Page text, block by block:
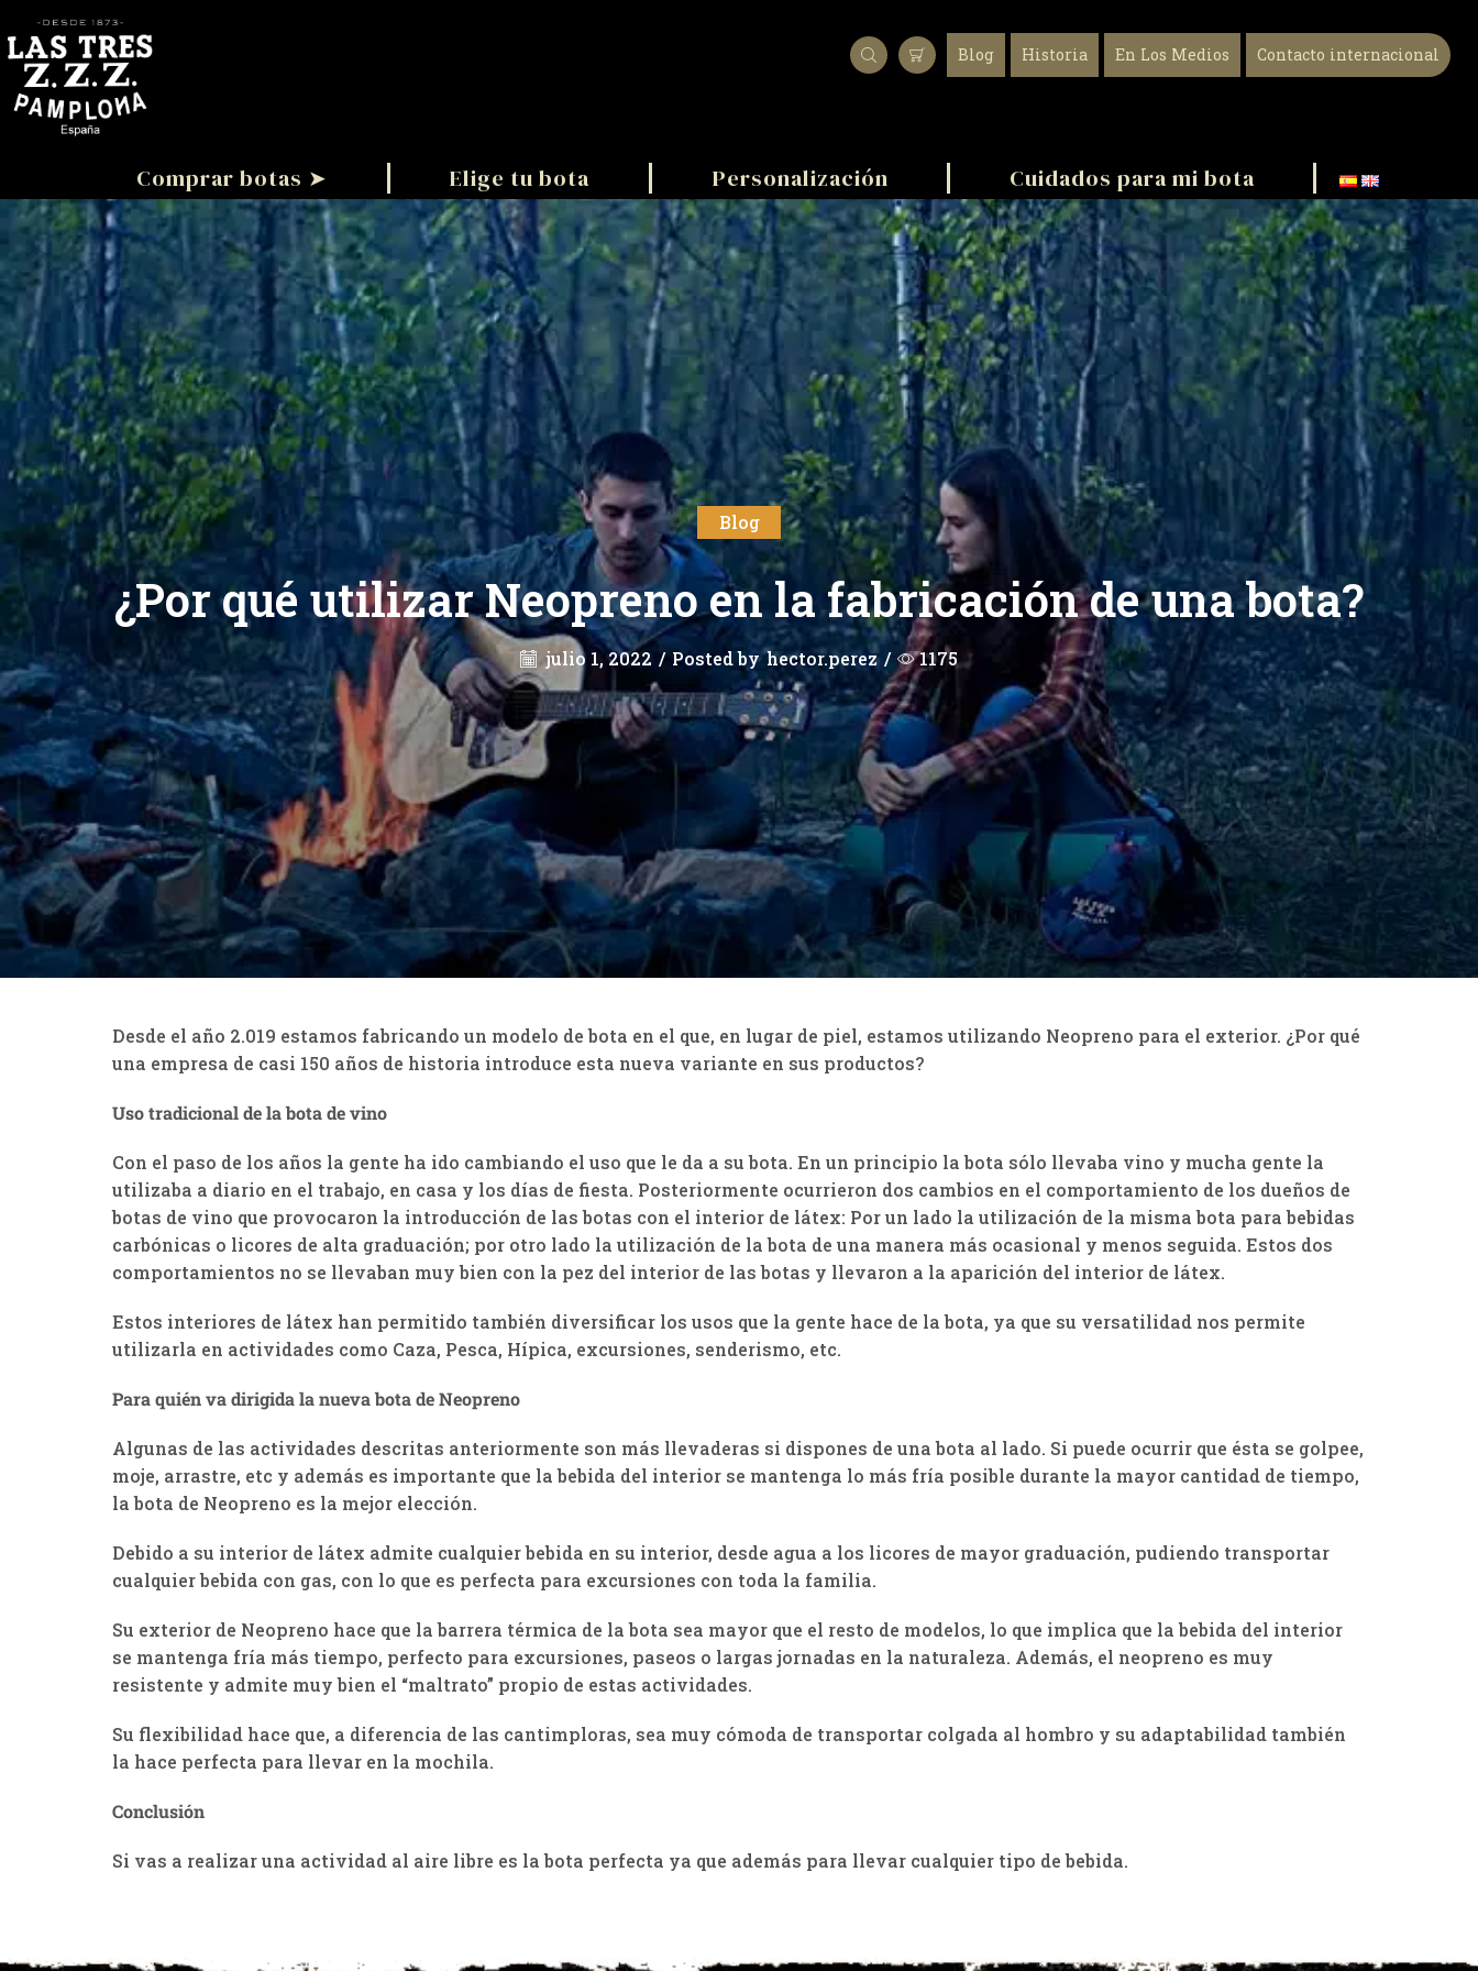
Blog Historia En Los Medios Contacto internacional
Comprar botas ➤ Elige tu bota Personalización Cuidados para mi bota
Blog
¿Por qué utilizar Neopreno en la fabricación de una bota?
julio 1, 2022 / Posted by hector.perez / 1175
Desde el año 2.019 estamos fabricando un modelo de bota en el que, en lugar de piel, estamos utilizando Neopreno para el exterior. ¿Por qué
una empresa de casi 150 años de historia introduce esta nueva variante en sus productos?
Uso tradicional de la bota de vino
Con el paso de los años la gente ha ido cambiando el uso que le da a su bota. En un principio la bota sólo llevaba vino y mucha gente la
utilizaba a diario en el trabajo, en casa y los días de fiesta. Posteriormente ocurrieron dos cambios en el comportamiento de los dueños de
botas de vino que provocaron la introducción de las botas con el interior de látex: Por un lado la utilización de la misma bota para bebidas
carbónicas o licores de alta graduación; por otro lado la utilización de la bota de una manera más ocasional y menos seguida. Estos dos
comportamientos no se llevaban muy bien con la pez del interior de las botas y llevaron a la aparición del interior de látex.
Estos interiores de látex han permitido también diversificar los usos que la gente hace de la bota, ya que su versatilidad nos permite
utilizarla en actividades como Caza, Pesca, Hípica, excursiones, senderismo, etc.
Para quién va dirigida la nueva bota de Neopreno
Algunas de las actividades descritas anteriormente son más llevaderas si dispones de una bota al lado. Si puede ocurrir que ésta se golpee,
moje, arrastre, etc y además es importante que la bebida del interior se mantenga lo más fría posible durante la mayor cantidad de tiempo,
la bota de Neopreno es la mejor elección.
Debido a su interior de látex admite cualquier bebida en su interior, desde agua a los licores de mayor graduación, pudiendo transportar
cualquier bebida con gas, con lo que es perfecta para excursiones con toda la familia.
Su exterior de Neopreno hace que la barrera térmica de la bota sea mayor que el resto de modelos, lo que implica que la bebida del interior
se mantenga fría más tiempo, perfecto para excursiones, paseos o largas jornadas en la naturaleza. Además, el neopreno es muy
resistente y admite muy bien el “maltrato” propio de estas actividades.
Su flexibilidad hace que, a diferencia de las cantimploras, sea muy cómoda de transportar colgada al hombro y su adaptabilidad también
la hace perfecta para llevar en la mochila.
Conclusión
Si vas a realizar una actividad al aire libre es la bota perfecta ya que además para llevar cualquier tipo de bebida.